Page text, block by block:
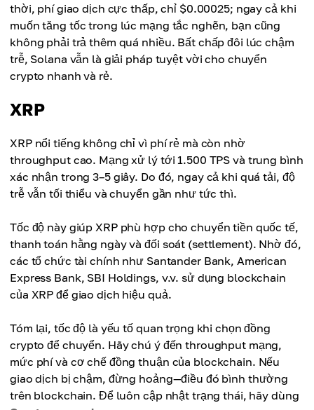
thời, phí giao dịch cực thấp, chỉ $0.00025; ngay cả khi
muốn tăng tốc trong lúc mạng tắc nghẽn, bạn cũng
không phải trả thêm quá nhiều. Bất chấp đôi lúc chậm
trễ, Solana vẫn là giải pháp tuyệt vời cho chuyển
crypto nhanh và rẻ.
XRP
XRP nổi tiếng không chỉ vì phí rẻ mà còn nhờ
throughput cao. Mạng xử lý tới 1.500 TPS và trung bình
xác nhận trong 3–5 giây. Do đó, ngay cả khi quá tải, độ
trễ vẫn tối thiểu và chuyển gần như tức thì.
Tốc độ này giúp XRP phù hợp cho chuyển tiền quốc tế,
thanh toán hằng ngày và đối soát (settlement). Nhờ đó,
các tổ chức tài chính như Santander Bank, American
Express Bank, SBI Holdings, v.v. sử dụng blockchain
của XRP để giao dịch hiệu quả.
Tóm lại, tốc độ là yếu tố quan trọng khi chọn đồng
crypto để chuyển. Hãy chú ý đến throughput mạng,
mức phí và cơ chế đồng thuận của blockchain. Nếu
giao dịch bị chậm, đừng hoảng—điều đó bình thường
trên blockchain. Để luôn cập nhật trạng thái, hãy dùng